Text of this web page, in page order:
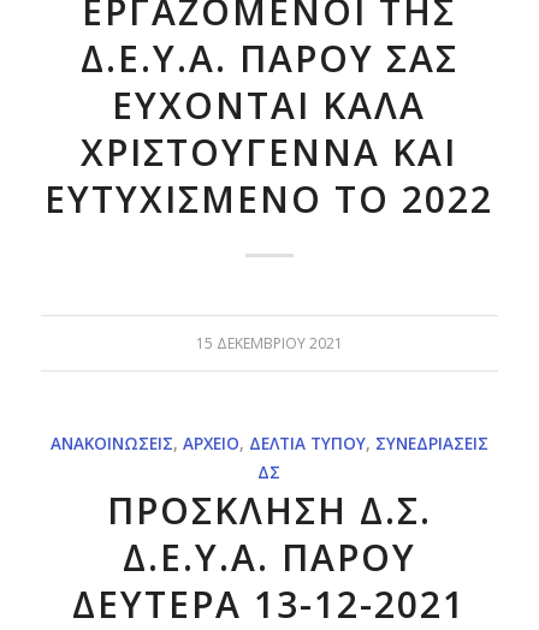
ΕΡΓΑΖΟΜΕΝΟΙ ΤΗΣ
Δ.Ε.Υ.Α. ΠΑΡΟΥ ΣΑΣ
ΕΥΧΟΝΤΑΙ ΚΑΛΑ
ΧΡΙΣΤΟΥΓΕΝΝΑ ΚΑΙ
ΕΥΤΥΧΙΣΜΕΝΟ ΤΟ 2022
15 ΔΕΚΕΜΒΡΊΟΥ 2021
ΑΝΑΚΟΙΝΏΣΕΙΣ, ΑΡΧΕΊΟ, ΔΕΛΤΊΑ ΤΎΠΟΥ, ΣΥΝΕΔΡΙΆΣΕΙΣ
ΔΣ
ΠΡΟΣΚΛΗΣΗ Δ.Σ.
Δ.Ε.Υ.Α. ΠΑΡΟΥ
ΔΕΥΤΕΡΑ 13-12-2021